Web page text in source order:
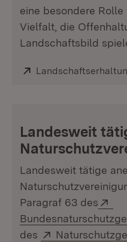
eine besondere
Vielfalt, die
Landschaftsbild
Extern:
Landesweit
Landesweit tätige
Paragraf 63 des
des
Extern: